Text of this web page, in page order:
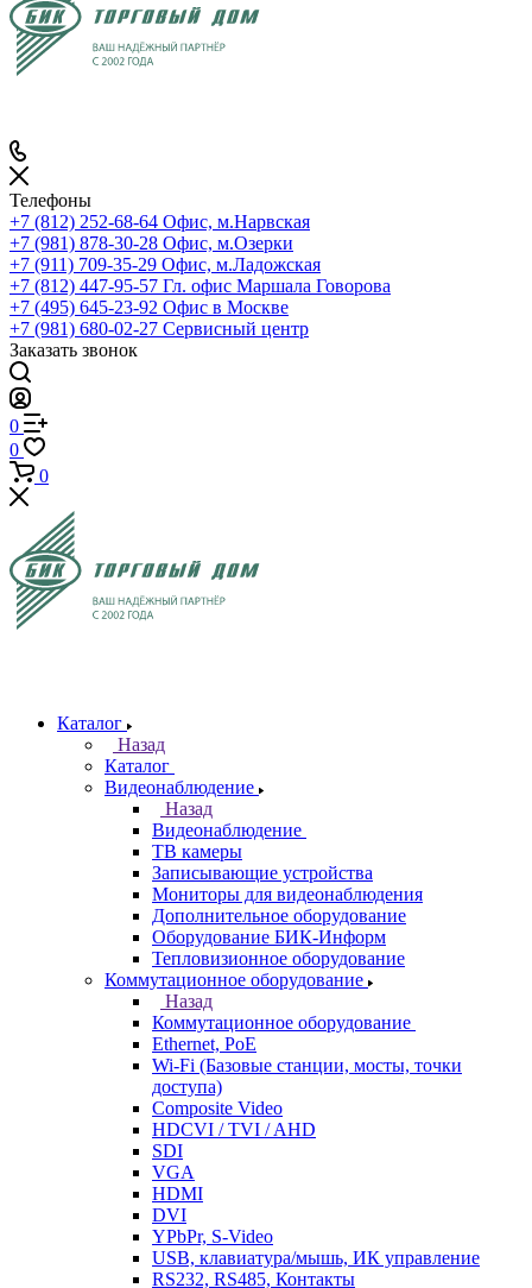
Телефоны
+7 (812) 252-68-64 Офис, м.Нарвская
+7 (981) 878-30-28 Офис, м.Озерки
+7 (911) 709-35-29 Офис, м.Ладожская
+7 (812) 447-95-57 Гл. офис Маршала Говорова
+7 (495) 645-23-92 Офис в Москве
+7 (981) 680-02-27 Сервисный центр
Заказать звонок
0
0
0
Каталог
Назад
Каталог
Видеонаблюдение
Назад
Видеонаблюдение
ТВ камеры
Записывающие устройства
Мониторы для видеонаблюдения
Дополнительное оборудование
Оборудование БИК-Информ
Тепловизионное оборудование
Коммутационное оборудование
Назад
Коммутационное оборудование
Ethernet, PoE
Wi-Fi (Базовые станции, мосты, точки
доступа)
Composite Video
HDCVI / TVI / AHD
SDI
VGA
HDMI
DVI
YPbPr, S-Video
USB, клавиатура/мышь, ИК управление
RS232, RS485, Контакты